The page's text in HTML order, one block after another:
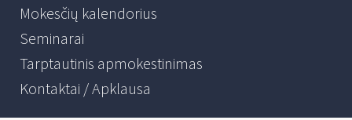
Mokesčių kalendorius
Seminarai
Tarptautinis apmokestinimas
Kontaktai / Apklausa